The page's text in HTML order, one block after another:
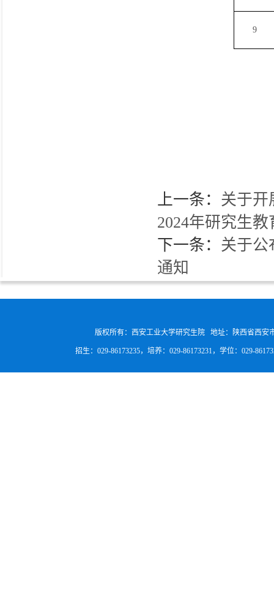
9
上一条： 关于开
2024年研究生
下一条： 关于公
通知
版权所有：西安工业大学研究生院 地址：陕西省西安
招生：029-86173235，培养：029-86173231，学位：029-